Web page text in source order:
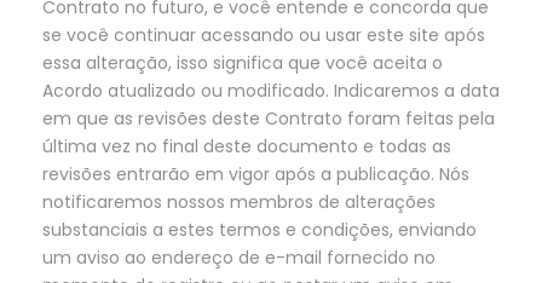
Contrato no futuro, e você entende e concorda que
se você continuar acessando ou usar este site após
essa alteração, isso significa que você aceita o
Acordo atualizado ou modificado. Indicaremos a data
em que as revisões deste Contrato foram feitas pela
última vez no final deste documento e todas as
revisões entrarão em vigor após a publicação. Nós
notificaremos nossos membros de alterações
substanciais a estes termos e condições, enviando
um aviso ao endereço de e-mail fornecido no